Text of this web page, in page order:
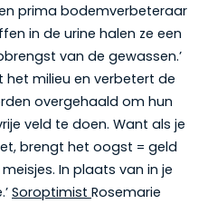
prima bodemverbeteraar
in de urine halen ze een
van de gewassen.’
het milieu en verbetert de
overgehaald om hun
veld te doen. Want als je
brengt het oogst = geld
In plaats van in je
Soroptimist Rosemarie